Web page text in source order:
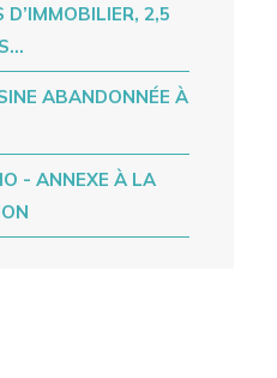
2,5
ABANDONNÉE À
- ANNEXE À LA